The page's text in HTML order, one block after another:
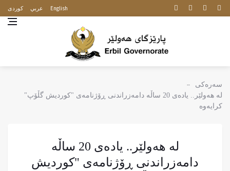
كوردى عربي English
سەرەکی
لە هەولێر.. یادەی 20 ساڵە دامەزراندنى ڕۆژنامەى "کوردیش گڵۆپ"
کرایەوە
لە هەولێر.. یادەی 20 ساڵە
دامەزراندنى ڕۆژنامەى "کوردیش